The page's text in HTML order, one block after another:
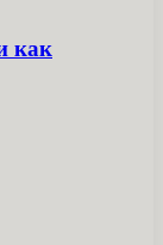
как